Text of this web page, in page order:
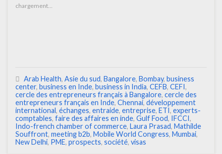
chargement…
Arab Health, Asie du sud, Bangalore, Bombay, business
center, business en Inde, business in India, CEFB, CEFI,
cercle des entrepreneurs français à Bangalore, cercle des
entrepreneurs français en Inde, Chennai, développement
international, échanges, entraide, entreprise, ETI, experts-
comptables, faire des affaires en inde, Gulf Food, IFCCI,
Indo-french chamber of commerce, Laura Prasad, Mathilde
Souffront, meeting b2b, Mobile World Congress, Mumbai,
New Delhi, PME, prospects, société, visas